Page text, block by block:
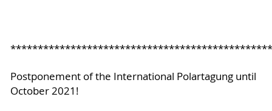
Postponement of the International Polartagung until
October 2021!